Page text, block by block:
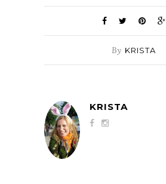
By KRISTA
KRISTA